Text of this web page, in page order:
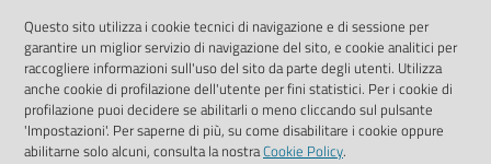
LinkedinFacebookInstagram
Questo sito utilizza i cookie tecnici di navigazione e di sessione per
garantire un miglior servizio di navigazione del sito, e cookie analitici per
raccogliere informazioni sull'uso del sito da parte degli utenti. Utilizza
anche cookie di profilazione dell'utente per fini statistici. Per i cookie di
profilazione puoi decidere se abilitarli o meno cliccando sul pulsante
'Impostazioni'. Per saperne di più, su come disabilitare i cookie oppure
abilitarne solo alcuni, consulta la nostraCookie Policy.